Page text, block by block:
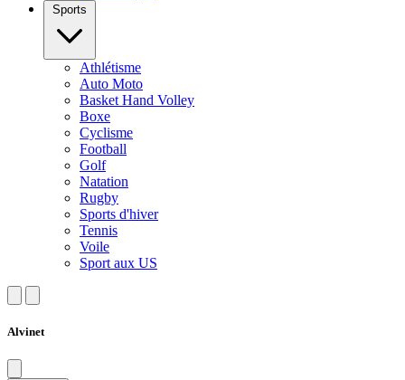
Sports
Athlétisme
Auto Moto
Basket Hand Volley
Boxe
Cyclisme
Football
Golf
Natation
Rugby
Sports d'hiver
Tennis
Voile
Sport aux US
Alvinet